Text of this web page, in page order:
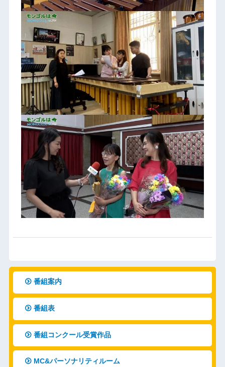
番組案内
番組表
番組コンクール受賞作品
MC&パーソナリティルーム